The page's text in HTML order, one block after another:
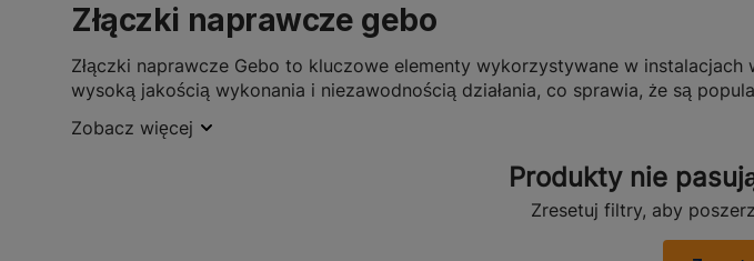
Złączki naprawcze gebo
Złączki naprawcze Gebo to kluczowe elementy wykorzystywane w
wysoką jakością wykonania i niezawodnością działania, co sprawia, że są
połączeń w instalacjach rur.
ielofunkcyjność przede
Złączki naprawcze Gebo są wszechstronnymi rozwiązaniami, które można
instalacjach zarówno wewnętrznych, jak i zewnętrznych, a także w instalacjach
rozmiarach i konfiguracjach, co pozwala na dopasowanie ich do
Zobacz więcej
Produkty nie
Zresetuj filtry, aby